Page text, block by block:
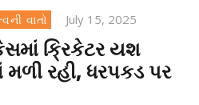
વાતો July 15, 2025
ક્રિકેટર યશ
મળી રહી, ધરપકડ પર